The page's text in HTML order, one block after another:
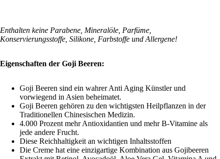
Enthalten keine Parabene, Mineralöle, Parfüme,
Konservierungsstoffe, Silikone, Farbstoffe und Allergene!
Eigenschaften der Goji Beeren:
Goji Beeren sind ein wahrer Anti Aging Künstler und
vorwiegend in Asien beheimatet.
Goji Beeren gehören zu den wichtigsten Heilpflanzen in der
Traditionellen Chinesischen Medizin.
4.000 Prozent mehr Antioxidantien und mehr B-Vitamine als
jede andere Frucht.
Diese Reichhaltigkeit an wichtigen Inhaltsstoffen
Die Creme hat eine einzigartige Kombination aus Gojibeeren